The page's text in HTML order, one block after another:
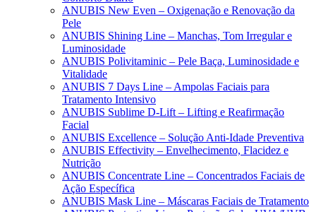
ANUBIS New Even – Oxigenação e Renovação da
Pele
ANUBIS Shining Line – Manchas, Tom Irregular e
Luminosidade
ANUBIS Polivitaminic – Pele Baça, Luminosidade e
Vitalidade
ANUBIS 7 Days Line – Ampolas Faciais para
Tratamento Intensivo
ANUBIS Sublime D-Lift – Lifting e Reafirmação
Facial
ANUBIS Excellence – Solução Anti-Idade Preventiva
ANUBIS Effectivity – Envelhecimento, Flacidez e
Nutrição
ANUBIS Concentrate Line – Concentrados Faciais de
Ação Específica
ANUBIS Mask Line – Máscaras Faciais de Tratamento